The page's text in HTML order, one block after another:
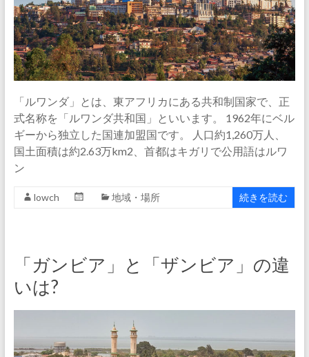
「ルワンダ」とは、東アフリカにある共和制国家で、正
式名称を「ルワンダ共和国」といいます。 1962年にベル
ギーから独立した国連加盟国です。 人口約1,260万人、
国土面積は約2.63万km2、首都はキガリで公用語はルワ
ン
lowch 地域・場所 続きを読む
「ガンビア」と「ザンビア」の違
いは?